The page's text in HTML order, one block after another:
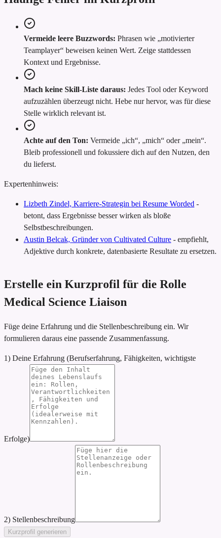
Vermeide leere Buzzwords: Phrasen wie „motivierter
Teamplayer“ beweisen keinen Wert. Zeige stattdessen
Kontext und Ergebnisse.
Mach keine Skill-Liste daraus: Jedes Tool oder Keyword
aufzuzählen überzeugt nicht. Hebe nur hervor, was für diese
Stelle wirklich relevant ist.
Achte auf den Ton: Vermeide „ich“, „mich“ oder „mein“.
Bleib professionell und fokussiere dich auf den Nutzen, den
du lieferst.
Expertenhinweis:
Lizbeth Zindel, Karriere-Strategin bei Resume Worded -
betont, dass Ergebnisse besser wirken als bloße
Selbstbeschreibungen.
Austin Belcak, Gründer von Cultivated Culture - empfiehlt,
Adjektive durch konkrete, datenbasierte Resultate zu ersetzen.
Erstelle ein Kurzprofil für die Rolle
Medical Science Liaison
Füge deine Erfahrung und die Stellenbeschreibung ein. Wir
formulieren daraus eine passende Zusammenfassung.
1) Deine Erfahrung (Berufserfahrung, Fähigkeiten, wichtigste
Erfolge)
2) Stellenbeschreibung
Kurzprofil generieren